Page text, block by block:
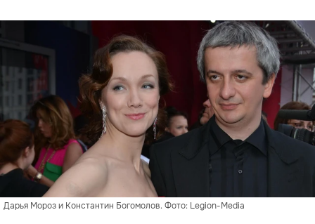
Дарья Мороз и Константин Богомолов. Фото: Legion-Media